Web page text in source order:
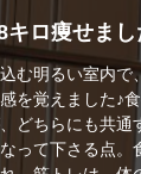
ロ痩せまし
む明るい室内で
を覚えました♪
どちらにも共通
って下さる点。